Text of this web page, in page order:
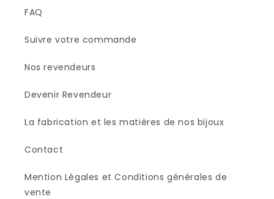
FAQ
Suivre votre commande
Nos revendeurs
Devenir Revendeur
La fabrication et les matières de nos bijoux
Contact
Mention Légales et Conditions générales de
vente